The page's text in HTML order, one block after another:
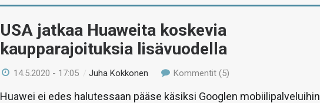
USA jatkaa Huaweita koskevia
kaupparajoituksia lisävuodella
14.5.2020 - 17:05 /Juha Kokkonen Kommentit (5)
Huawei ei edes halutessaan pääse käsiksi Googlen mobiilipalveluihin